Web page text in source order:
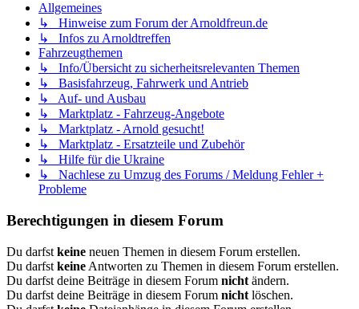
Allgemeines
↳ Hinweise zum Forum der Arnoldfreun.de
↳ Infos zu Arnoldtreffen
Fahrzeugthemen
↳ Info/Übersicht zu sicherheitsrelevanten Themen
↳ Basisfahrzeug, Fahrwerk und Antrieb
↳ Auf- und Ausbau
↳ Marktplatz - Fahrzeug-Angebote
↳ Marktplatz - Arnold gesucht!
↳ Marktplatz - Ersatzteile und Zubehör
↳ Hilfe für die Ukraine
↳ Nachlese zu Umzug des Forums / Meldung Fehler +
Probleme
Berechtigungen in diesem Forum
Du darfst keine neuen Themen in diesem Forum erstellen.
Du darfst keine Antworten zu Themen in diesem Forum erstellen.
Du darfst deine Beiträge in diesem Forum nicht ändern.
Du darfst deine Beiträge in diesem Forum nicht löschen.